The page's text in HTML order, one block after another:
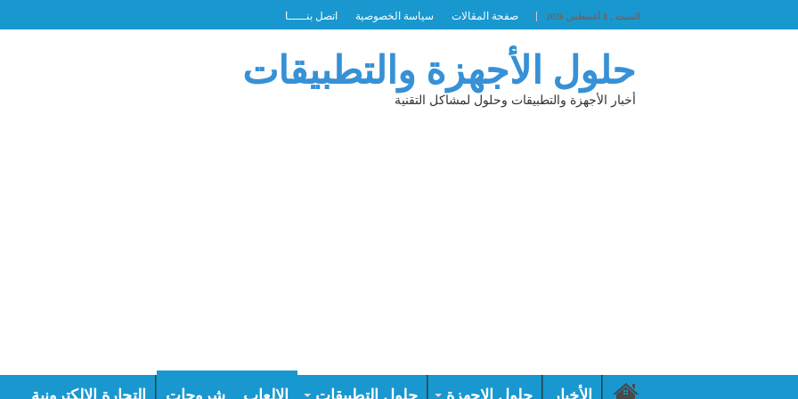
السبت , 8 أغسطس 2026 صفحة المقالات سياسة الخصوصية اتصل بنـــــا
حلول الأجهزة والتطبيقات
أخبار الأجهزة والتطبيقات وحلول لمشاكل التقنية
الأخبار حلول الاجهزة حلول التطبيقات الالعاب شروحات التجارة الالكترونية